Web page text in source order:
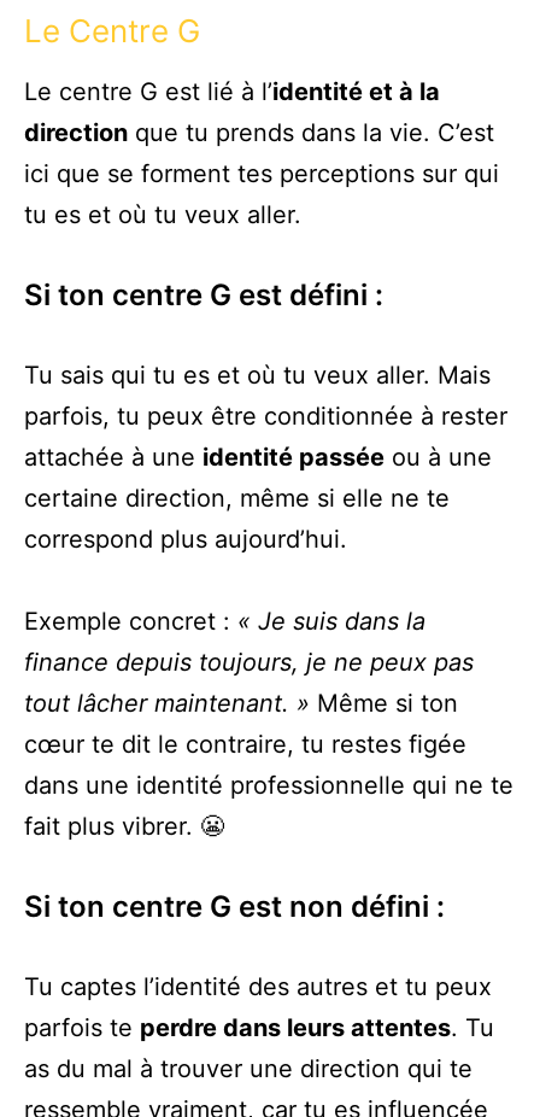
Le Centre G
Le centre G est lié à l’identité et à la
direction que tu prends dans la vie. C’est
ici que se forment tes perceptions sur qui
tu es et où tu veux aller.
Si ton centre G est défini :
Tu sais qui tu es et où tu veux aller. Mais
parfois, tu peux être conditionnée à rester
attachée à une identité passée ou à une
certaine direction, même si elle ne te
correspond plus aujourd’hui.
Exemple concret : « Je suis dans la
finance depuis toujours, je ne peux pas
tout lâcher maintenant. » Même si ton
cœur te dit le contraire, tu restes figée
dans une identité professionnelle qui ne te
fait plus vibrer. 😬
Si ton centre G est non défini :
Tu captes l’identité des autres et tu peux
parfois te perdre dans leurs attentes. Tu
as du mal à trouver une direction qui te
ressemble vraiment, car tu es influencée